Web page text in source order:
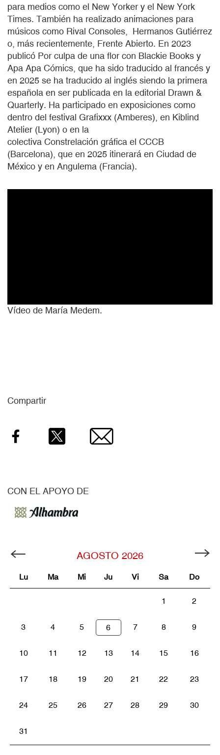
para medios como el New Yorker y el New York
Times. También ha realizado animaciones para
músicos como Rival Consoles, Hermanos Gutiérrez
o, más recientemente, Frente Abierto. En 2023
publicó Por culpa de una flor con Blackie Books y
Apa Apa Cómics, que ha sido traducido al francés y
en 2025 se ha traducido al inglés siendo la primera
española en ser publicada en la editorial Drawn &
Quarterly. Ha participado en exposiciones como
dentro del festival Grafixxx (Amberes), en Kiblind
Atelier (Lyon) o en la
colectiva Constrelación gráfica el CCCB
(Barcelona), que en 2025 itinerará en Ciudad de
México y en Angulema (Francia).
Vídeo de María Medem.
Compartir
Facebook Twitter Email
CON EL APOYO DE
AGOSTO 2026
Lu Ma Mi Ju Vi Sa Do
1 2
3 4 5 6 7 8 9
10 11 12 13 14 15 16
17 18 19 20 21 22 23
24 25 26 27 28 29 30
31